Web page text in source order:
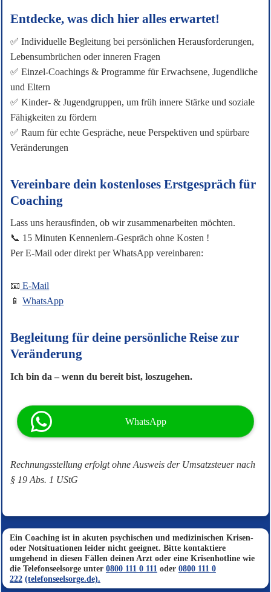
Entdecke, was dich hier alles erwartet!
✅ Individuelle Begleitung bei persönlichen Herausforderungen,
Lebensumbrüchen oder inneren Fragen
✅ Einzel-Coachings & Programme für Erwachsene, Jugendliche
und Eltern
✅ Kinder- & Jugendgruppen, um früh innere Stärke und soziale
Fähigkeiten zu fördern
✅ Raum für echte Gespräche, neue Perspektiven und spürbare
Veränderungen
Vereinbare dein kostenloses Erstgespräch für
Coaching
Lass uns herausfinden, ob wir zusammenarbeiten möchten.
📞 15 Minuten Kennenlern-Gespräch ohne Kosten !
Per E-Mail oder direkt per WhatsApp vereinbaren:
📧 E-Mail
📱WhatsApp
Begleitung für deine persönliche Reise zur
Veränderung
Ich bin da – wenn du bereit bist, loszugehen.
WhatsApp
Rechnungsstellung erfolgt ohne Ausweis der Umsatzsteuer nach
§ 19 Abs. 1 UStG
Ein Coaching ist in akuten psychischen und medizinischen Krisen-
oder Notsituationen leider nicht geeignet. Bitte kontaktiere
umgehend in diesen Fällen deinen Arzt oder eine Krisenhotline wie
die Telefonseelsorge unter 0800 111 0 111oder 0800 111 0
222 (telefonseelsorge.de).